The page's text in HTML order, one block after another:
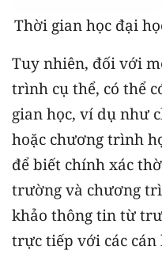
Thời gian học đại
Tuy nhiên, đối với
trình cụ thể, có thể
gian học, ví dụ như
hoặc chương trình
để biết chính xác
trường và chương
khảo thông tin từ
trực tiếp với các cán